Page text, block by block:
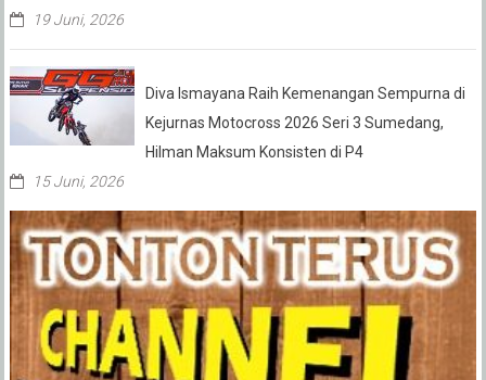
19 Juni, 2026
Diva Ismayana Raih Kemenangan Sempurna di
Kejurnas Motocross 2026 Seri 3 Sumedang,
Hilman Maksum Konsisten di P4
15 Juni, 2026